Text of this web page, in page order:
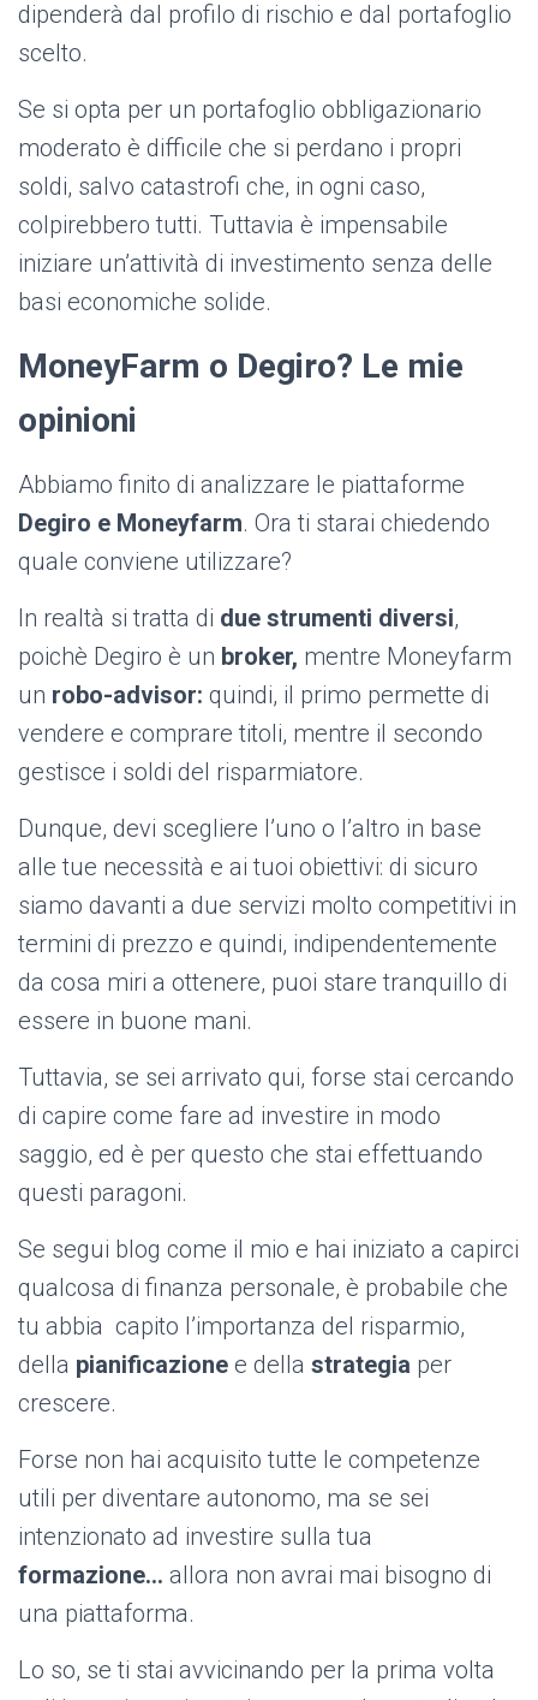
dipenderà dal profilo di rischio e dal portafoglio
scelto.
Se si opta per un portafoglio obbligazionario
moderato è difficile che si perdano i propri
soldi, salvo catastrofi che, in ogni caso,
colpirebbero tutti. Tuttavia è impensabile
iniziare un’attività di investimento senza delle
basi economiche solide.
MoneyFarm o Degiro? Le mie
opinioni
Abbiamo finito di analizzare le piattaforme
Degiro e Moneyfarm. Ora ti starai chiedendo
quale conviene utilizzare?
In realtà si tratta di due strumenti diversi,
poichè Degiro è un broker, mentre Moneyfarm
un robo-advisor: quindi, il primo permette di
vendere e comprare titoli, mentre il secondo
gestisce i soldi del risparmiatore.
Dunque, devi scegliere l’uno o l’altro in base
alle tue necessità e ai tuoi obiettivi: di sicuro
siamo davanti a due servizi molto competitivi in
termini di prezzo e quindi, indipendentemente
da cosa miri a ottenere, puoi stare tranquillo di
essere in buone mani.
Tuttavia, se sei arrivato qui, forse stai cercando
di capire come fare ad investire in modo
saggio, ed è per questo che stai effettuando
questi paragoni.
Se segui blog come il mio e hai iniziato a capirci
qualcosa di finanza personale, è probabile che
tu abbia capito l’importanza del risparmio,
della pianificazione e della strategia per
crescere.
Forse non hai acquisito tutte le competenze
utili per diventare autonomo, ma se sei
intenzionato ad investire sulla tua
formazione… allora non avrai mai bisogno di
una piattaforma.
Lo so, se ti stai avvicinando per la prima volta